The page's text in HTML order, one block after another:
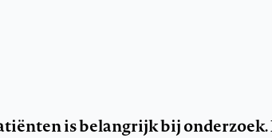
is belangrijk bij onderzoek.